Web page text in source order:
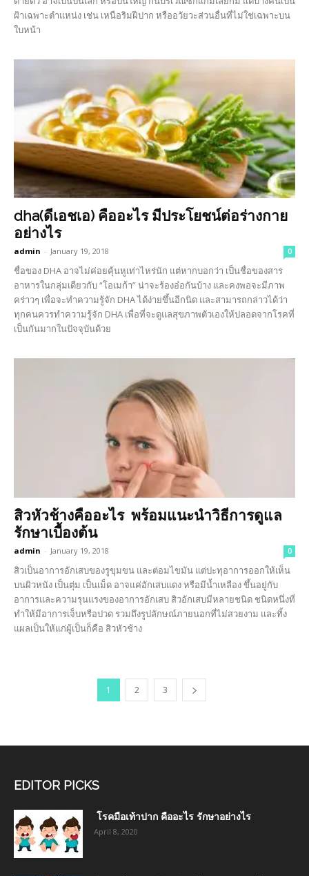
ฝ้าเฉพาะตำแหน่ง เช่น เหนือริมฝีปาก หรืออวัยวะส่วนอื่นที่ไม่ใช่เฉพาะบน
ใบหน้า
dha(ดีเอชเอ) คืออะไร มีประโยชน์ต่อร่างกาย
อย่างไร
admin - January 19, 2018 0
ชื่อของ DHA อาจไม่ค่อยคุ้นหูเท่าไหร่นัก แต่หากบอกว่า เป็นชื่อของสาร
อาหารในกลุ่มเดียวกับ “โอเมก้า” น่าจะร้องอ๋อกันบ้าง และคงพอจะมีภาพ
คร่าวๆ เพื่อจะทำความรู้จัก DHA ได้ง่ายขึ้นอีกนิด และสามารถกล่าวได้ว่า
ทุกคนควรทำความรู้จัก DHA เพื่อที่จะดูแลสุขภาพตัวเองให้ปลอดจากโรคที่
เป็นกันมากในปัจจุบันด้วย
สิวหัวช้างคืออะไร พร้อมแนะนำวิธีการดูแล
รักษาเบื้องต้น
admin - January 19, 2018 0
สิวเป็นอาการอักเสบของรูขุมขน และต่อมไขมัน แต่ปะทุอาการออกให้เห็น
บนผิวหนัง เป็นตุ่ม เป็นเม็ด อาจแค่อักเสบแดง หรือมีน้ำเหลือง ขึ้นอยู่กับ
อาการและความรุนแรงของอาการอักเสบ สิวอักเสบมีหลายชนิด ชนิดหนึ่งที่
ทำให้มีอาการเจ็บหรือปวด รวมถึงรูปลักษณ์ภายนอกที่ไม่สวยงาม และทิ้ง
แผลเป็นให้แก่ผู้เป็นก็คือ สิวหัวช้าง
1 2 3
EDITOR PICKS
โรคมือเท้าปาก คืออะไร รักษาอย่างไร
April 8, 2020